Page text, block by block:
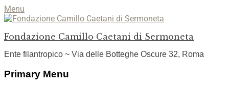
Menu
Fondazione Camillo Caetani di Sermoneta
Ente filantropico ~ Via delle Botteghe Oscure 32, Roma
Facebook
YouTube
Instagram
Primary Menu